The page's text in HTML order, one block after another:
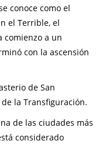
conoce como el
el Terrible, el
comienzo a un
con la ascensión
de San
la Transfiguración.
de las ciudades más
considerado